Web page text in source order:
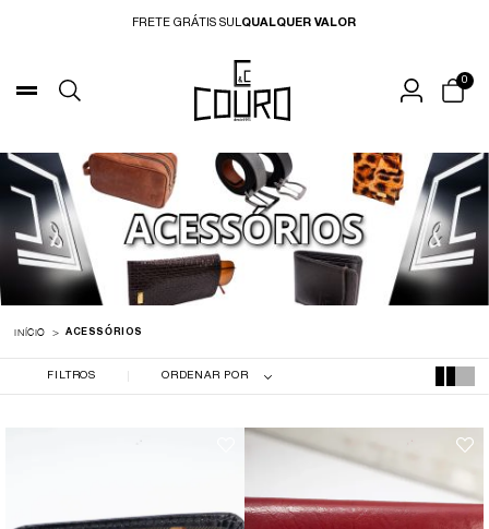
FRETE GRÁTIS SUL QUALQUER VALOR
0
ACESSÓRIOS
INÍCIO ACESSÓRIOS
FILTROS ORDENAR POR